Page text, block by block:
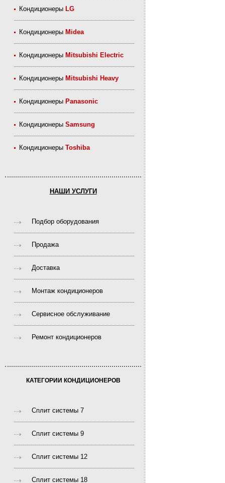
Кондиционеры LG
Кондиционеры Midea
Кондиционеры Mitsubishi Electric
Кондиционеры Mitsubishi Heavy
Кондиционеры Panasonic
КондиционерыSamsung
КондиционерыToshiba
НАШИ УСЛУГИ
Подбор оборудования
Продажа
Доставка
Монтаж кондиционеров
Сервисное обслуживание
Ремонт кондиционеров
КАТЕГОРИИ КОНДИЦИОНЕРОВ
Сплит системы 7
Сплит системы 9
Сплит системы 12
Сплит системы 18